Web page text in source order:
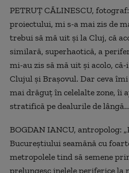
PETRUȚ CĂLINESCU,
proiectului, mi s-a mai zis de
trebui să mă uit și la Cluj, că
similară, superhaotică, a
mi-au zis să mă uit și acolo,
Clujul și Brașovul. Dar ceva îmi
mai drăguț în celelalte zone, îi
stratifică pe dealurile de
BOGDAN IANCU, antropolog:
Bucureștiului seamănă cu
metropolele tind să semene
prelungesc inelele periferice la